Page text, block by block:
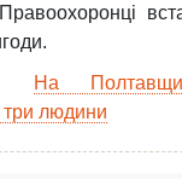
На
людини